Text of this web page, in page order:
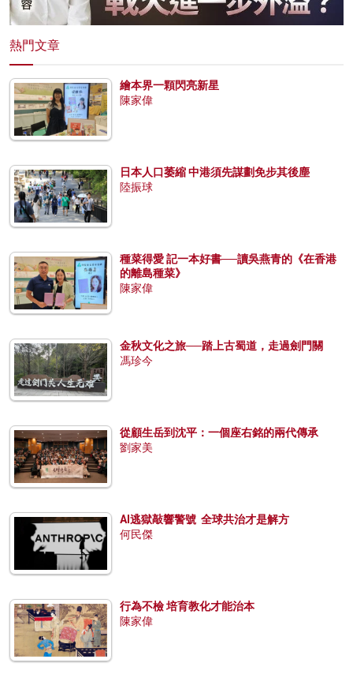
熱門文章
繪本界一顆閃亮新星
陳家偉
日本人口萎縮 中港須先謀劃免步其後塵
陸振球
種菜得愛 記一本好書──讀吳燕青的《在香港
的離島種菜》
陳家偉
金秋文化之旅──踏上古蜀道，走過劍門關
馮珍今
從顧生岳到沈平：一個座右銘的兩代傳承
劉家美
AI逃獄敲響警號 全球共治才是解方
何民傑
行為不檢 培育教化才能治本
陳家偉